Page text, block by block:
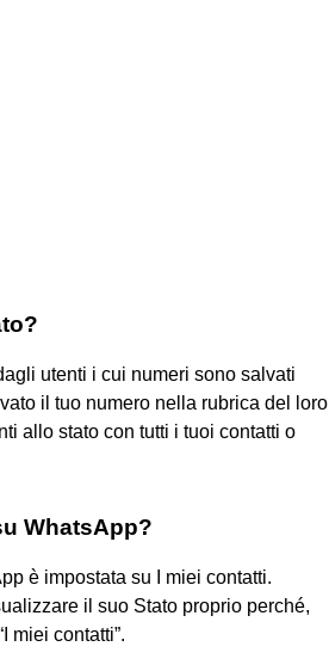
utenti i cui numeri sono salvati
il tuo numero nella rubrica del loro
allo stato con tutti i tuoi contatti o
WhatsApp?
è impostata su I miei contatti.
il suo Stato proprio perché,
miei contatti”.